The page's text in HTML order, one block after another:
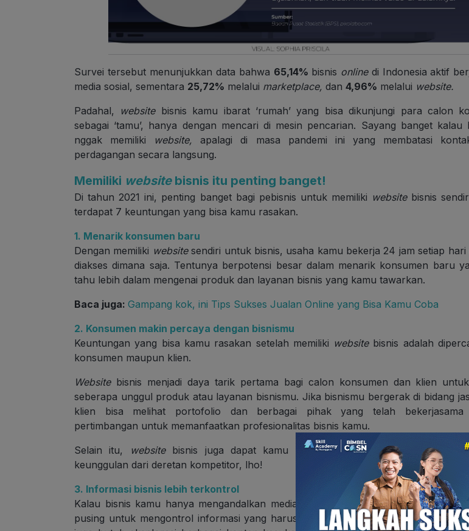
Survei tersebut menunjukkan data bahwa 65,14% bisnis online di Indonesia aktif
media sosial, sementara 25,72% melalui marketplace, dan 4,96% melalui website.
Padahal,
website bisnis kamu ibarat ‘rumah’ yang bisa dikunjungi para calon
sebagai ‘tamu’, hanya dengan mencari di mesin pencarian. Sayang banget kalau
nggak memiliki
website,apalagi di masa pandemi ini yang membatasi
perdagangan secara langsung.
Memiliki website bisnis itu penting banget!
Di tahun 2021 ini, penting banget bagi pebisnis untuk memiliki website bisnis
terdapat 7 keuntungan yang bisa kamu rasakan.
1. Menarik konsumen baru
Dengan memiliki websitesendiri untuk bisnis, usaha kamu bekerja 24 jam setiap hari
diakses dimana saja. Tentunya berpotensi besar dalam menarik konsumen baru
tahu lebih dalam mengenai produk dan layanan bisnis yang kamu tawarkan.
Baca juga: Gampang kok, ini Tips Sukses Jualan Online yang Bisa Kamu Coba
2. Konsumen makin percaya dengan bisnismu
Keuntungan yang bisa kamu rasakan setelah memiliki website bisnis adalah
konsumen maupun klien.
Website bisnis menjadi daya tarik pertama bagi calon konsumen dan klien
seberapa unggul produk atau layanan bisnismu. Jika bisnismu bergerak di bidang
klien bisa melihat portofolio dan berbagai pihak yang telah bekerjasama
pertimbangan untuk memanfaatkan profesionalitas bisnis kamu.
Selain itu,
website bisnis juga dapat kamu manfaatkan sebagai ajang
keunggulan dari deretan kompetitor, lho!
3. Informasi bisnis lebih terkontrol
Kalau bisnis kamu hanya mengandalkan media sosial sebagaiplatformbisnis,
pusing untuk mengontrol informasi yang harus ada di sana. Selain informasi